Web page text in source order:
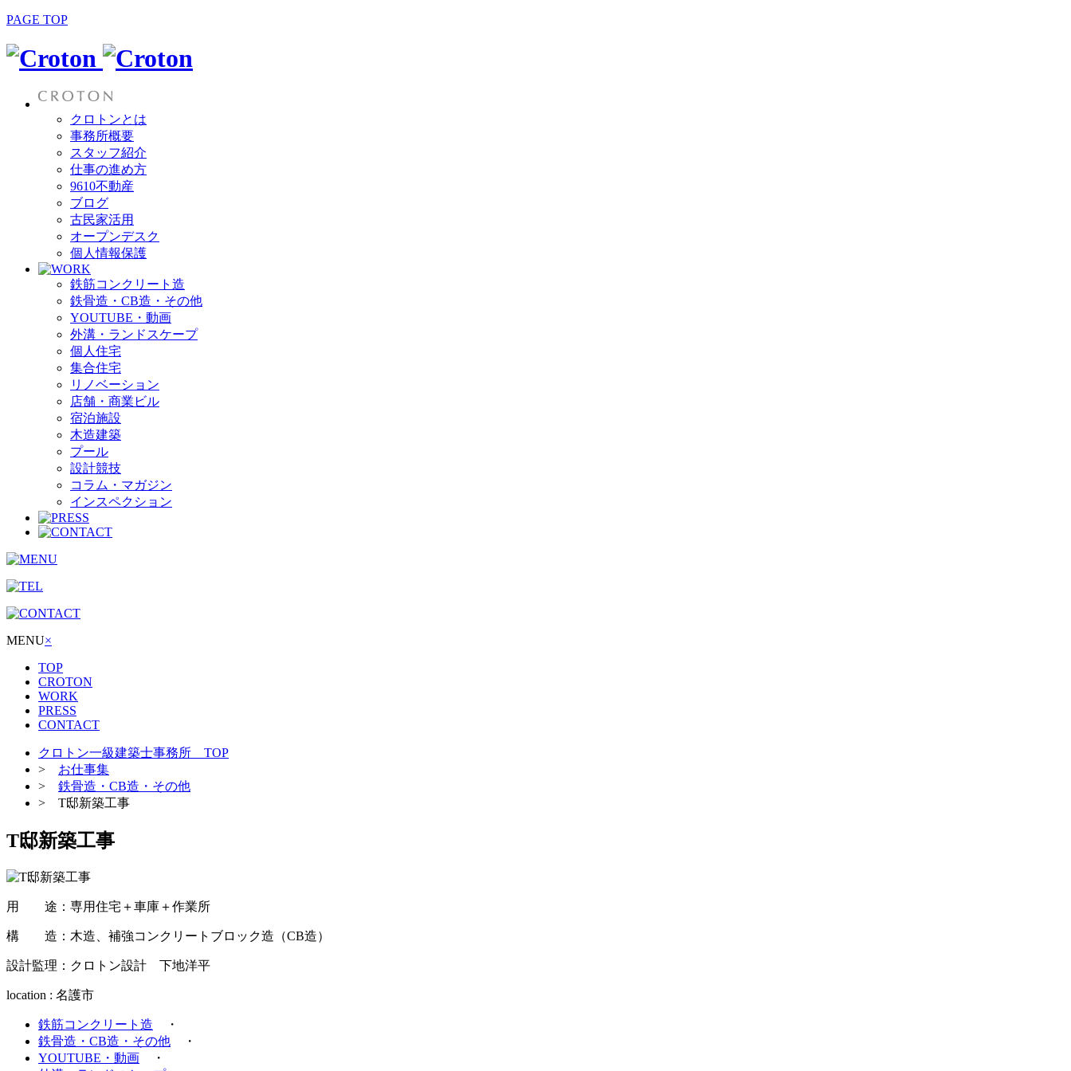
PAGE TOP
クロトンとは
事務所概要
スタッフ紹介
仕事の進め方
9610不動産
ブログ
古民家活用
オープンデスク
個人情報保護
鉄筋コンクリート造
鉄骨造・CB造・その他
YOUTUBE・動画
外溝・ランドスケープ
個人住宅
集合住宅
リノベーション
店舗・商業ビル
宿泊施設
木造建築
プール
設計競技
コラム・マガジン
インスペクション
MENU×
TOP
CROTON
WORK
PRESS
CONTACT
クロトン一級建築士事務所 TOP
> お仕事集
> 鉄骨造・CB造・その他
> T邸新築工事
T邸新築工事
用 途：専用住宅＋車庫＋作業所
構 造：木造、補強コンクリートブロック造（CB造）
設計監理：クロトン設計 下地洋平
location : 名護市
鉄筋コンクリート造 ・
鉄骨造・CB造・その他 ・
YOUTUBE・動画 ・